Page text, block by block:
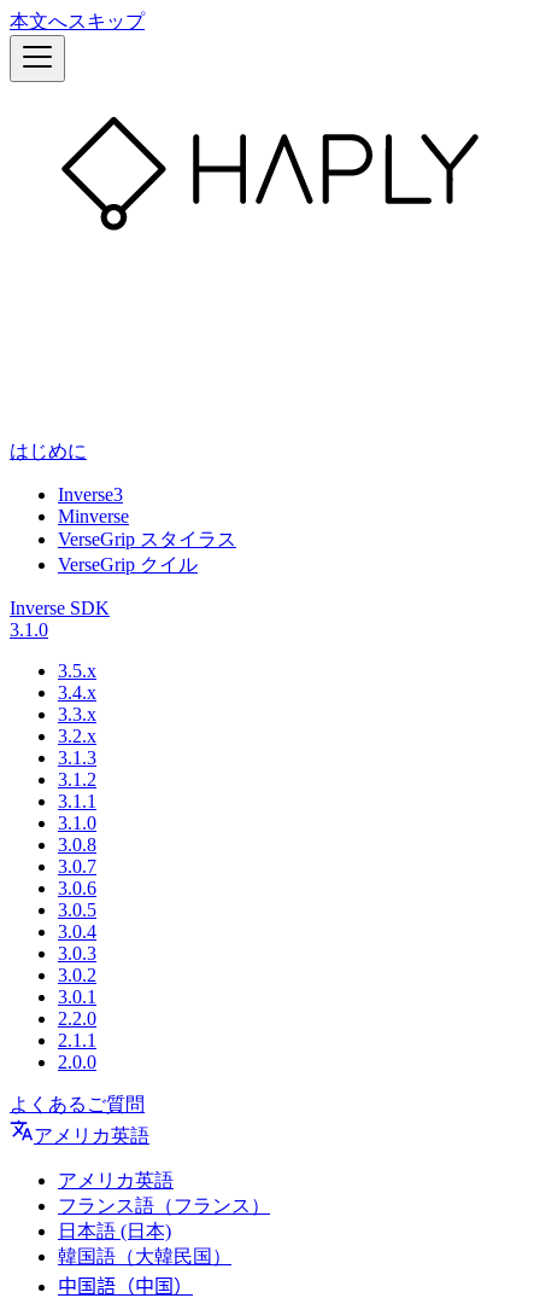
本文へスキップ
はじめに
Inverse3
Minverse
VerseGrip スタイラス
VerseGrip クイル
Inverse SDK
3.1.0
3.5.x
3.4.x
3.3.x
3.2.x
3.1.3
3.1.2
3.1.1
3.1.0
3.0.8
3.0.7
3.0.6
3.0.5
3.0.4
3.0.3
3.0.2
3.0.1
2.2.0
2.1.1
2.0.0
よくあるご質問
アメリカ英語
アメリカ英語
フランス語（フランス）
日本語 (日本)
韓国語（大韓民国）
中国語（中国）